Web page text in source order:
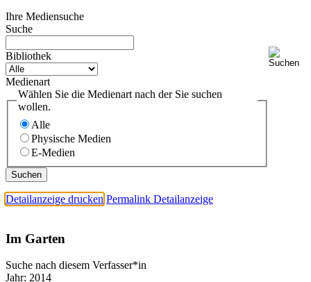
Ihre Mediensuche
Suche
Bibliothek
Medienart
Wählen Sie die Medienart nach der Sie suchen
wollen.
Alle
Physische Medien
E-Medien
Detailanzeige drucken Permalink Detailanzeige
Im Garten
Suche nach diesem Verfasser*in
Jahr: 2014